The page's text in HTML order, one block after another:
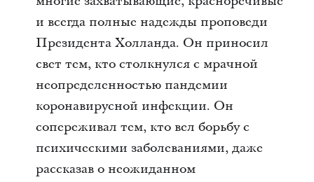
и всегда полные надежды проповеди
Президента Холланда. Он приносил
свет тем, кто столкнулся с мрачной
неопределенностью пандемии
коронавирусной инфекции. Он
сопереживал тем, кто вел борьбу с
психическими заболеваниями, даже
рассказав о неожиданном